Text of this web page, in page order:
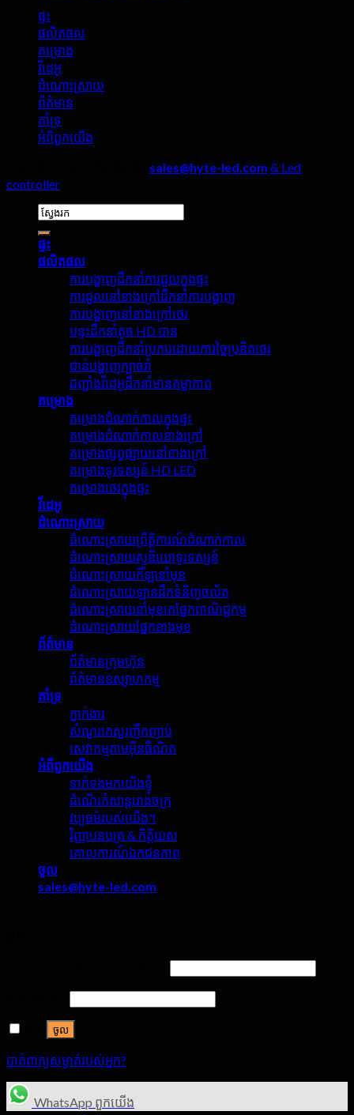
ផ្ទះ
ផលិតផល
គម្រោង
វីដេអូ
ដំណោះស្រាយ
ព័ត៌មាន
គាំទ្រ
អំពី​ពួក​យើង
sales@hyte-led.com & Led
controller
ស្វែងរក:
ផ្ទះ
ផលិតផល
ការបង្ហាញដឹកនាំការជួលក្នុងផ្ទះ
ការជួលនៅខាងក្រៅដឹកនាំការបង្ហាញ
ការបង្ហាញនៅខាងក្រៅថេរ
បន្ទះដឹកនាំតូច HD បាន
ការបង្ហាញដឹកនាំប្រកបដោយការច្នៃប្រឌិតថេរ
ជាន់បង្ហាញក្បាច់រាំ
ជញ្ជាំងវីដេអូដឹកនាំមានតម្លាភាព
គម្រោង
គម្រោងដំណាក់កាលក្នុងផ្ទះ
គម្រោងដំណាក់កាលខាងក្រៅ
គម្រោងផ្សព្វផ្សាយនៅខាងក្រៅ
គម្រោងទូរទស្សន៍ HD LED
គម្រោងថេរក្នុងផ្ទះ
វីដេអូ
ដំណោះស្រាយ
ដំណោះស្រាយព្រឹត្តិការណ៍ដំណាក់កាល
ដំណោះស្រាយស្ទូឌីយោទូរទស្សន៍
ដំណោះស្រាយកីឡានាំមុខ
ដំណោះស្រាយឡានដឹកទំនិញចល័ត
ដំណោះស្រាយនាំមុខគេផ្នែកពាណិជ្ជកម្ម
ដំណោះស្រាយផ្នែកខាងមុខ
ព័ត៌មាន
ព័ត៌មានក្រុមហ៊ុន
ព័ត៌មានឧស្សាហកម្ម
គាំទ្រ
ភ្នាក់ងារ
សំណួរគេសួរញឹកញាប់
សេវាកម្មតាមអ៊ីនធឺណិត
អំពី​ពួក​យើង
ទាក់ទងមកយើងខ្ញុំ
ដំណើរកំសាន្តរោងចក្រ
វប្បធម៌របស់យើង។
វិញ្ញាបនបត្រ & កិត្តិយស
គោលការណ៍ឯកជនភាព
ចូល
sales@hyte-led.com
ចូល
បាត់ពាក្យសម្ងាត់របស់អ្នក?
WhatsApp ពួកយើង